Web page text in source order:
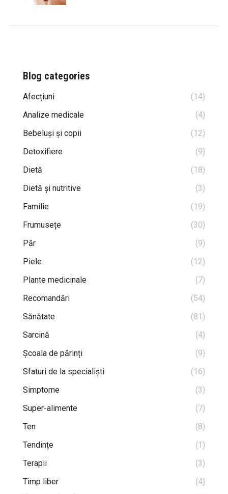
Blog categories
Afecțiuni
(14)
Analize medicale
(4)
Bebeluși și copii
(12)
Detoxifiere
(9)
Dietă
(18)
Dietă și nutritive
(3)
Familie
(19)
Frumusețe
(30)
Păr
(9)
Piele
(12)
Plante medicinale
(7)
Recomandări
(54)
Sănătate
(81)
Sarcină
(4)
Școala de părinți
(9)
Sfaturi de la specialiști
(16)
Simptome
(3)
Super-alimente
(7)
Ten
(8)
Tendințe
(1)
Terapii
(3)
Timp liber
(4)